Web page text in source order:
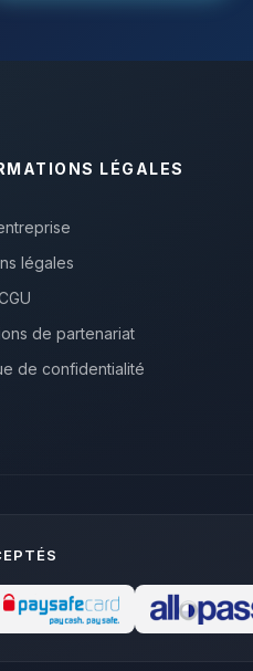
LÉGALES
légales
de partenariat
de confidentialité